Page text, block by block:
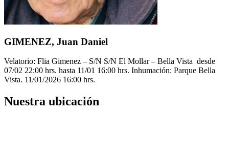
GIMENEZ, Juan Daniel
Velatorio: Flia Gimenez – S/N S/N El Mollar – Bella Vista desde
07/02 22:00 hrs. hasta 11/01 16:00 hrs. Inhumación: Parque Bella
Vista. 11/01/2026 16:00 hrs.
Nuestra ubicación